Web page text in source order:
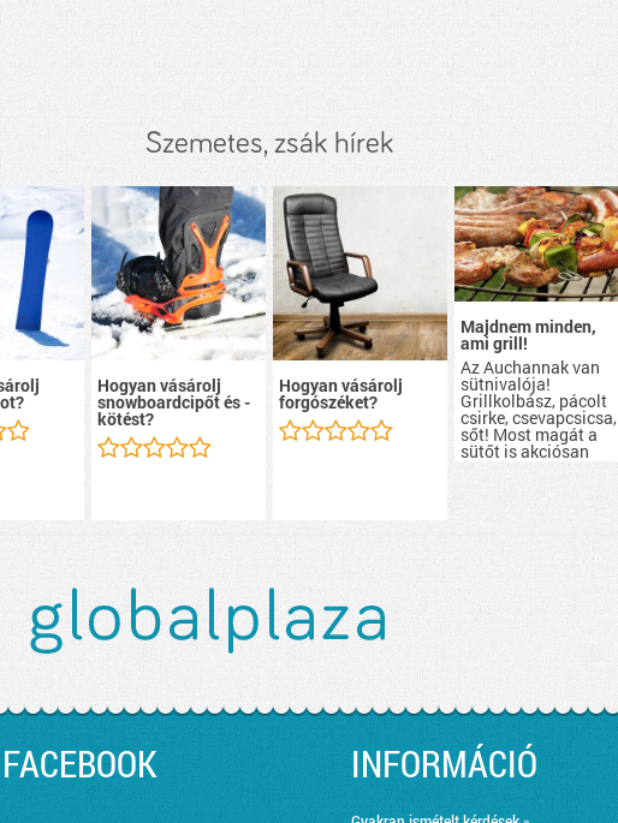
Szemetes, zsák hírek
Hogyan vásárolj
snowboardcipőt és -
kötést?
Hogyan vásárolj
forgószéket?
Majdnem minden,
ami grill!
Az Auchannak van
sütnivalója!
Grillkolbász, pácolt
csirke, csevapcsicsa,
sőt! Most magát a
sütőt is akciósan
szerezheted be.
FACEBOOK INFORMÁCIÓ